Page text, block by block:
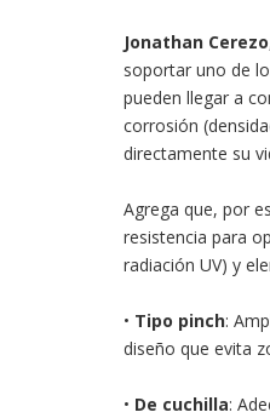
Jonathan Cerezo
soportar uno de
pueden llegar a
corrosión
directamente su
Agrega que, por
resistencia para
radiación UV) y
• Tipo pinch:
diseño que evita
• De cuchilla: